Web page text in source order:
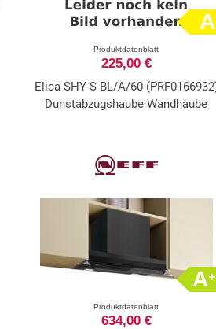
A
Produktdatenblatt
225,00 €
Elica SHY-S BL/A/60
Dunstabzugshaube Wandhaube
A+
Produktdatenblatt
634,00 €